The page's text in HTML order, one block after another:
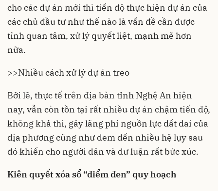
cho các dự án mới thì tiến độ thực hiện dự án của
các chủ đầu tư như thế nào là vấn đề cần được
tỉnh quan tâm, xử lý quyết liệt, mạnh mẽ hơn
nữa.
>>Nhiều cách xử lý dự án treo
Bởi lẽ, thực tế trên địa bàn tỉnh Nghệ An hiện
nay, vẫn còn tồn tại rất nhiều dự án chậm tiến độ,
không khả thi, gây lãng phí nguồn lực đất đai của
địa phương cũng như đem đến nhiều hệ lụy sau
đó khiến cho người dân và dư luận rất bức xúc.
Kiên quyết xóa sổ “điểm đen” quy hoạch